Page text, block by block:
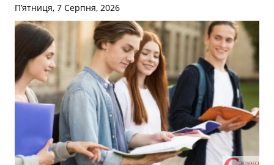
П’ятниця, 7 Серпня, 2026